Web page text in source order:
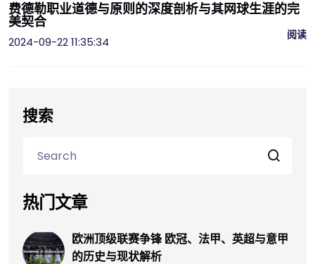
费德勒职业道德与原则的深度剖析与其网球生涯的完
美契合
2024-09-22 11:35:34
阅读
搜索
热门文章
欧洲顶级联赛争锋 欧冠、法甲、英超与意甲
的历史与现状解析